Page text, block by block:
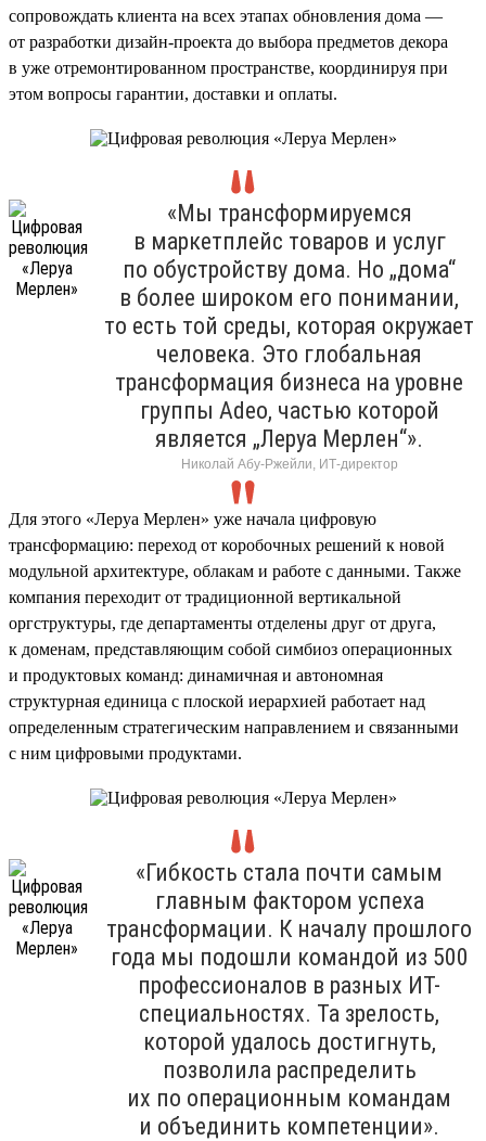
сопровождать клиента на всех этапах обновления дома —
от разработки дизайн-проекта до выбора предметов декора
в уже отремонтированном пространстве, координируя при
этом вопросы гарантии, доставки и оплаты.
«Мы трансформируемся
в маркетплейс товаров и услуг
по обустройству дома. Но „дома“
в более широком его понимании,
то есть той среды, которая окружает
человека. Это глобальная
трансформация бизнеса на уровне
группы Adeo, частью которой
является „Леруа Мерлен“».
Николай Абу-Ржейли, ИТ-директор
Для этого «Леруа Мерлен» уже начала цифровую
трансформацию: переход от коробочных решений к новой
модульной архитектуре, облакам и работе с данными. Также
компания переходит от традиционной вертикальной
оргструктуры, где департаменты отделены друг от друга,
к доменам, представляющим собой симбиоз операционных
и продуктовых команд: динамичная и автономная
структурная единица с плоской иерархией работает над
определенным стратегическим направлением и связанными
с ним цифровыми продуктами.
«Гибкость стала почти самым
главным фактором успеха
трансформации. К началу прошлого
года мы подошли командой из 500
профессионалов в разных ИТ-
специальностях. Та зрелость,
которой удалось достигнуть,
позволила распределить
их по операционным командам
и объединить компетенции».